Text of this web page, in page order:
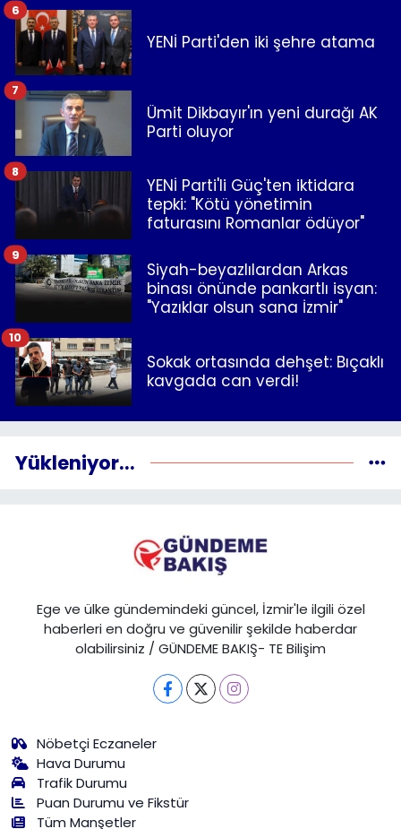
YENİ Parti'den iki şehre atama
6
Ümit Dikbayır'ın yeni durağı AK
Parti oluyor
7
YENİ Parti'li Güç'ten iktidara
tepki: "Kötü yönetimin
faturasını Romanlar ödüyor"
8
Siyah-beyazlılardan Arkas
binası önünde pankartlı isyan:
"Yazıklar olsun sana İzmir"
9
Sokak ortasında dehşet: Bıçaklı
kavgada can verdi!
10
Yükleniyor...
Ege ve ülke gündemindeki güncel, İzmir'le ilgili özel
haberleri en doğru ve güvenilir şekilde haberdar
olabilirsiniz / GÜNDEME BAKIŞ- TE Bilişim
Nöbetçi Eczaneler
Hava Durumu
Trafik Durumu
Puan Durumu ve Fikstür
Tüm Manşetler